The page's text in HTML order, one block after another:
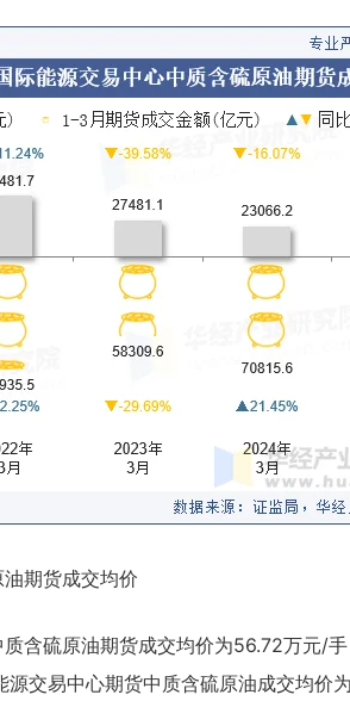
期货成交均价
含硫原油期货成交均价为56.72万元/
交易中心期货中质含硫原油成交均价